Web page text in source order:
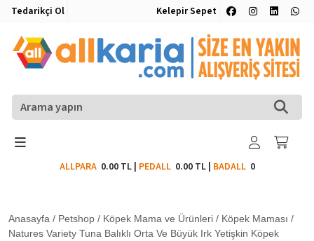
Tedarikçi Ol Kelepir Sepet
ALLPARA 0.00 TL| PEDALL 0.00 TL| BADALL0
Anasayfa / Petshop / Köpek Mama ve Ürünleri / Köpek Maması /
Natures Variety Tuna Balıklı Orta Ve Büyük Irk Yetişkin Köpek